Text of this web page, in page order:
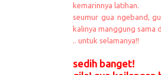
kemarinnya latihan.
seumur gua ngeband,
kalinya manggung sama
.. untuk selamanya!!
sedih banget!